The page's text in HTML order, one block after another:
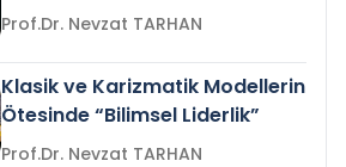
Prof.Dr. Nevzat TARHAN
Klasik ve Karizmatik Modellerin
Ötesinde “Bilimsel Liderlik”
Prof.Dr. Nevzat TARHAN